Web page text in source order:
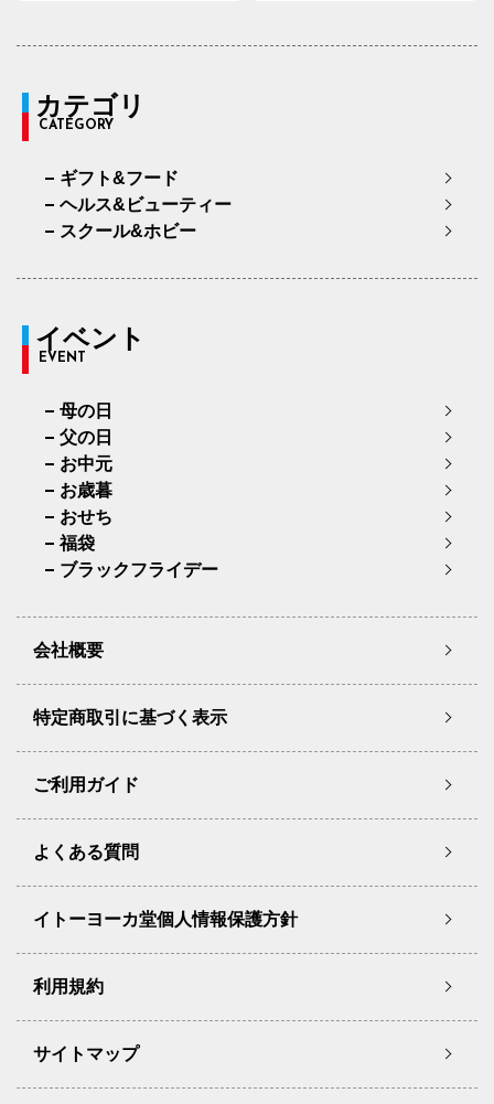
カテゴリ
CATEGORY
ギフト&フード
ヘルス&ビューティー
スクール&ホビー
イベント
EVENT
母の日
父の日
お中元
お歳暮
おせち
福袋
ブラックフライデー
会社概要
特定商取引に基づく表示
ご利用ガイド
よくある質問
イトーヨーカ堂個人情報保護方針
利用規約
サイトマップ